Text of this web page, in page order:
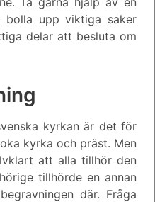
bolla upp viktiga saker
delar att besluta om
kyrkan är det för
kyrka och präst. Men
att alla tillhör den
tillhörde en annan
där. Fråga